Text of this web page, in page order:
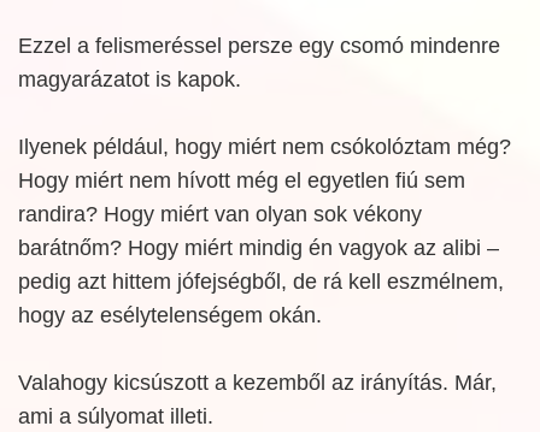
Ezzel a felismeréssel persze egy csomó mindenre
magyarázatot is kapok.
Ilyenek például, hogy miért nem csókolóztam még?
Hogy miért nem hívott még el egyetlen fiú sem
randira? Hogy miért van olyan sok vékony
barátnőm? Hogy miért mindig én vagyok az alibi –
pedig azt hittem jófejségből, de rá kell eszmélnem,
hogy az esélytelenségem okán.
Valahogy kicsúszott a kezemből az irányítás. Már,
ami a súlyomat illeti.